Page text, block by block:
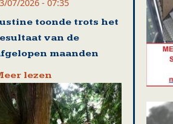
07/2026 - 07:35
toonde trots het
van de
maanden
lezen